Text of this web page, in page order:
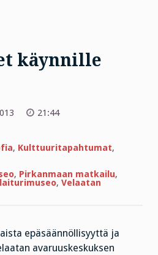
käynnille
21:44
, Kulttuuritapahtumat,
, Pirkanmaan matkailu,
, Velaatan
epäsäännöllisyyttä ja
avaruuskeskuksen